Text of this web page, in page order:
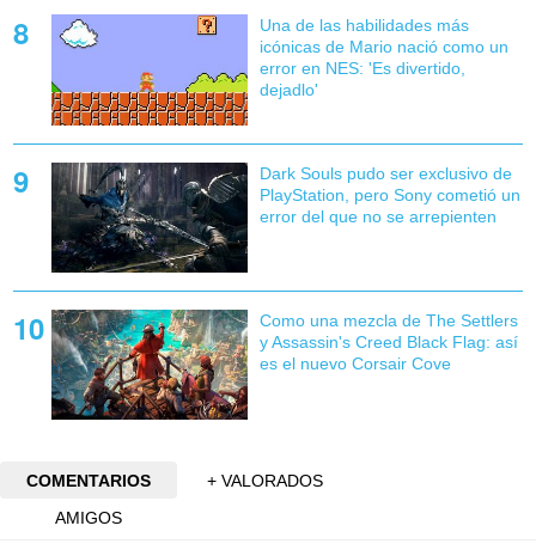
Una de las habilidades más
icónicas de Mario nació como un
error en NES: 'Es divertido,
dejadlo'
Dark Souls pudo ser exclusivo de
PlayStation, pero Sony cometió un
error del que no se arrepienten
Como una mezcla de The Settlers
y Assassin's Creed Black Flag: así
es el nuevo Corsair Cove
COMENTARIOS
+ VALORADOS
AMIGOS